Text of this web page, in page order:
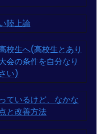
陸上論
校生へ(高校生とあり
会の条件を自分なり
い)
ているけど、なかな
と改善方法